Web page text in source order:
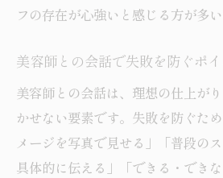
フの存在が心強いと感じる方が多い
美容師との会話で失敗を防ぐポイ
美容師との会話は、理想の仕上が
かせない要素です。失敗を防ぐた
メージを写真で見せる」「普段の
具体的に伝える」「できる・でき